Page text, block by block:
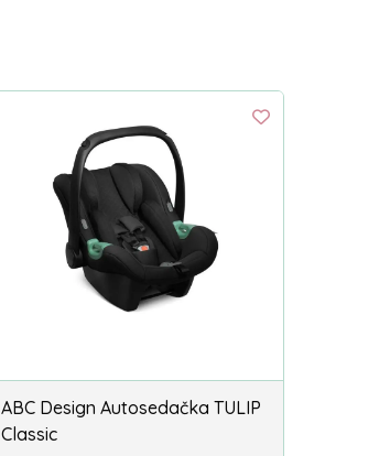
ABC Design Autosedačka TULIP
Classic